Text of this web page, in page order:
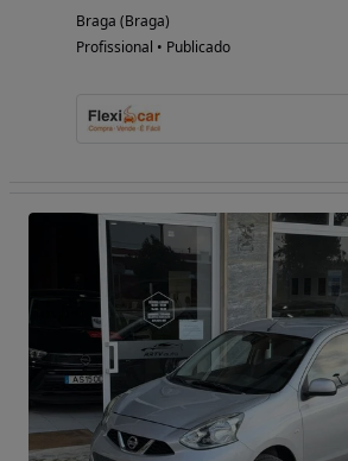
Braga (Braga)
Profissional • Publicado